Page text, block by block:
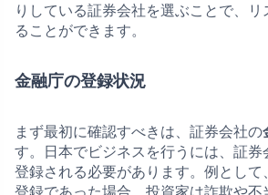
りしている証券会社を選ぶことで、リ
ることができます。
金融庁の登録状況
まず最初に確認すべきは、証券会社の
す。日本でビジネスを行うには、証券
登録される必要があります。例として
登録であった場合、投資家は詐欺や不